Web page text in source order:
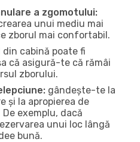
a zgomotului:
unui mediu mai
zborul mai confortabil.
din cabină poate fi
că asigură-te că rămâi
zborului.
gândește-te la
și la apropierea de
exemplu, dacă
unui loc lângă
bună.